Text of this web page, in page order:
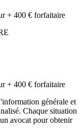
+ 400 € forfaitaire
+ 400 € forfaitaire
générale et
Chaque situation
avocat pour obtenir